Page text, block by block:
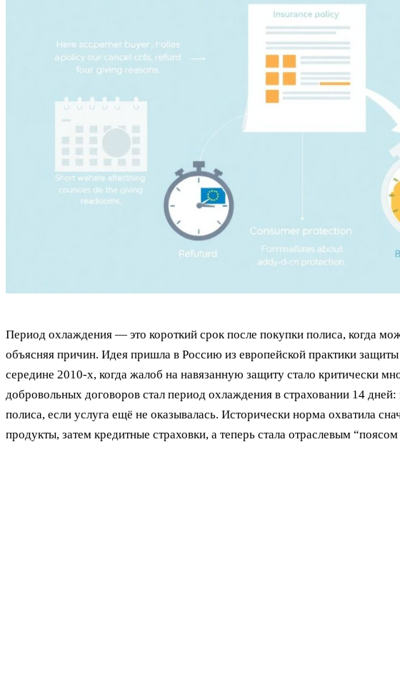
Период охлаждения — это короткий срок после покупки полиса, когда
объясняя причин. Идея пришла в Россию из европейской практики защиты
середине 2010‑х, когда жалоб на навязанную защиту стало критически
добровольных договоров стал период охлаждения в страховании 14 дней:
полиса, если услуга ещё не оказывалась. Исторически норма охватила
продукты, затем кредитные страховки, а теперь стала отраслевым